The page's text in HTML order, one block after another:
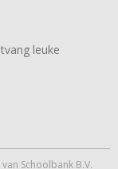
leuke
Schoolbank B.V.